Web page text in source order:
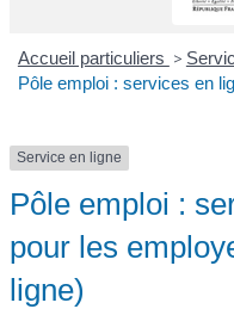
Accueil particuliers >
Pôle emploi : services en
Service en ligne
Pôle emploi :
pour les
ligne)